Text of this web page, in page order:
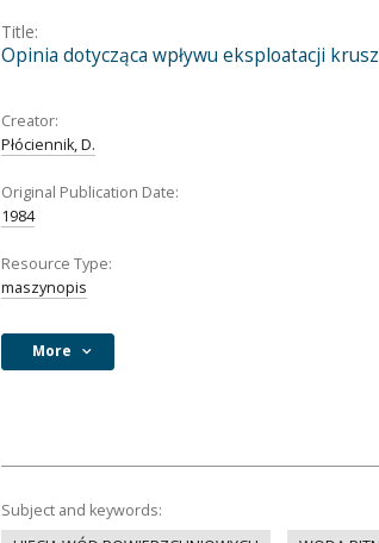
Title:
Opinia dotycząca wpływu eksploatacji
Creator:
Płóciennik, D.
Original Publication Date:
1984
Resource Type:
maszynopis
More
Subject and keywords: